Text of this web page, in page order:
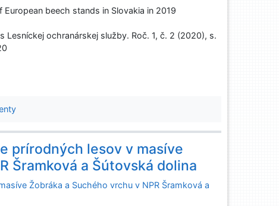
European beech stands in Slovakia in 2019
Lesníckej ochranárskej služby. Roč. 1, č. 2 (2020), s.
prírodných lesov v masíve
Šramková a Šútovská dolina
Žobráka a Suchého vrchu v NPR Šramková a